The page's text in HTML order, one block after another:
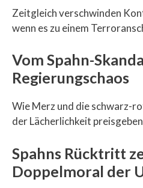
Zeitgleich verschwinden
wenn es zu einem
Vom Spahn-
Regierungschaos
Wie Merz und die schwarz-
der Lächerlichkeit
Spahns Rücktritt
Doppelmoral der